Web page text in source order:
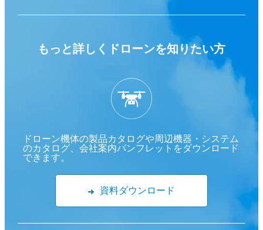
もっと詳しくドローンを知りたい方
ドローン機体の製品カタログや周辺機器・システム
のカタログ、会社案内パンフレットをダウンロード
できます。
資料ダウンロード